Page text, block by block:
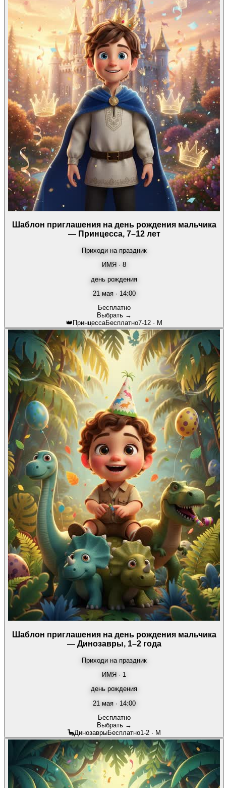
Шаблон приглашения на день рождения мальчика
— Принцесса, 7–12 лет
Приходи на праздник
ИМЯ · 8
день рождения
21 мая · 14:00
Бесплатно
Выбрать →
👑 ПринцессаБесплатно7-12· М
Шаблон приглашения на день рождения мальчика
— Динозавры, 1–2 года
Приходи на праздник
ИМЯ · 1
день рождения
21 мая · 14:00
Бесплатно
Выбрать →
🦕ДинозаврыБесплатно1-2· М